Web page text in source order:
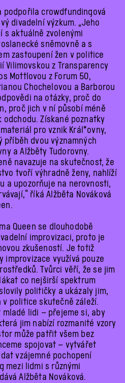
podpořila crowdfundingová
divadelní výzkum. „Jeho
s aktuálně zvolenými
sněmovně a s
zastoupení žen v politice
Vilimovskou z Transparency
Mottlovou z Forum 50,
Chochelovou a Barborou
na otázky, proč do
proč jich v ní působí méně
Získané poznatky
pro vznik Král*ovny,
dvou významných
a Alžběty Tudorovny.
navazuje na skutečnost, že
tvoří výhradně ženy, nahlíží
a upozorňuje na nerovnosti,
říkáAlžběta Nováková
Queen se dlouhodobě
improvizaci, proto je
zkušeností. Je totiž
improvizace využívá pouze
Tvůrci věří, že se jim
co nejširší spektrum
političky a ukázaly jim,
v politice skutečně záleží.
lidi – přejeme si, aby
jim nabízí rozmanité vzory
může patřit všem bez
spojovat – vytvářet
vzájemné pochopení
mezi lidmi s různými
Alžběta Nováková.